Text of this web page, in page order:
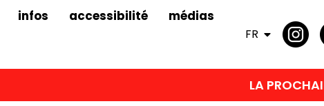
infos accessibilité médias
FR
LA